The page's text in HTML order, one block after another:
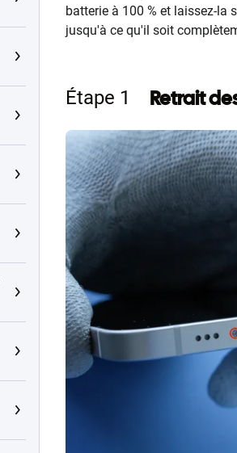
batterie à 100 % et laissez-la
jusqu'à ce qu'il soit
Étape 1 Retrait